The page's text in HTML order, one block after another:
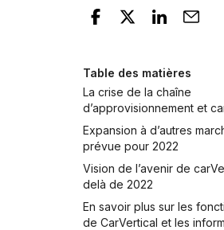
Table des matières
La crise de la chaîne
d’approvisionnement et
Expansion à d’autres
prévue pour 2022
Vision de l’avenir de
delà de 2022
En savoir plus sur les
de CarVertical et les